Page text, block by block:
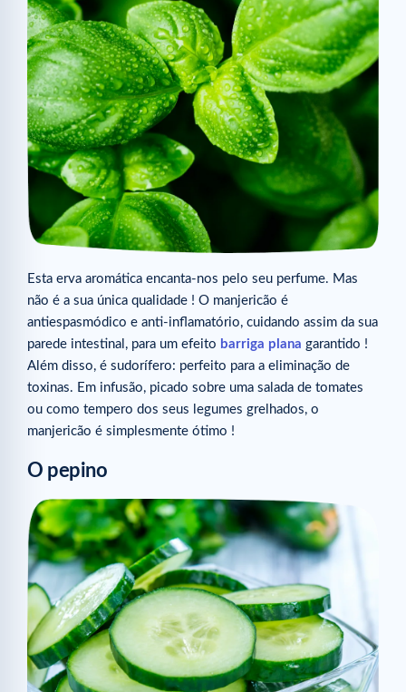
Esta erva aromática encanta-nos pelo seu perfume. Mas
não é a sua única qualidade ! O manjericão é
antiespasmódico e anti-inflamatório, cuidando assim da sua
parede intestinal, para um efeito barriga plana garantido !
Além disso, é sudorífero: perfeito para a eliminação de
toxinas. Em infusão, picado sobre uma salada de tomates
ou como tempero dos seus legumes grelhados, o
manjericão é simplesmente ótimo !
O pepino